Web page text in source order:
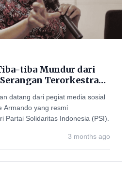
tiba Mundur dari
Terorkestrasi’
datang dari pegiat media sosial
Armando yang resmi
Partai Solidaritas Indonesia (PSI).
3 months ago